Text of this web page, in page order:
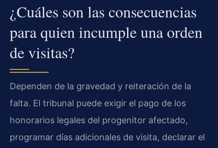
¿Cuáles son las consecuencias
para quien incumple una orden
de visitas?
Dependen de la gravedad y reiteración de la
falta. El tribunal puede exigir el pago de los
honorarios legales del progenitor afectado,
programar días adicionales de visita, declarar el